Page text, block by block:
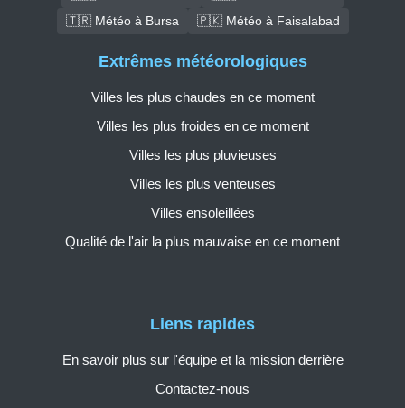
🇹🇷 Météo à Bursa
🇵🇰 Météo à Faisalabad
Liens rapides
En savoir plus sur l'équipe et la mission derrière
Contactez-nous
Extrêmes météorologiques
Villes les plus chaudes en ce moment
Villes les plus froides en ce moment
Villes les plus pluvieuses
Villes les plus venteuses
Villes ensoleillées
Qualité de l'air la plus mauvaise en ce moment